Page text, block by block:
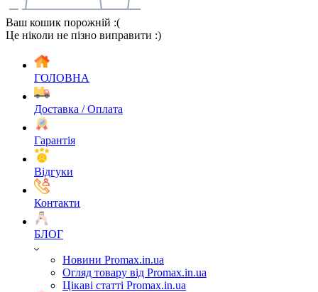
Ваш кошик порожній :(
Це ніколи не пізно виправити :)
ГОЛОВНА
Доставка / Оплата
Гарантія
Відгуки
Контакти
БЛОГ
Новини Promax.in.ua
Огляд товару від Promax.in.ua
Цікаві статті Promax.in.ua